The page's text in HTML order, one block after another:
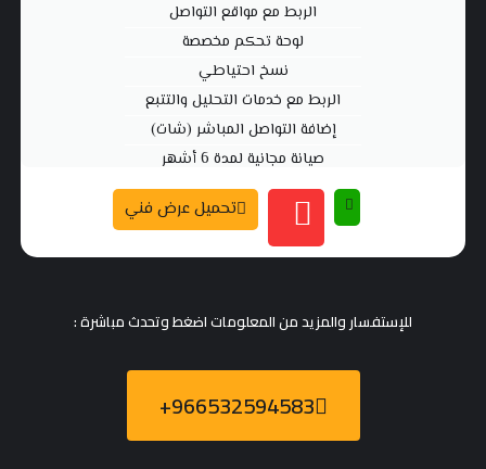
الربط مع مواقع التواصل
لوحة تحكم مخصصة
نسخ احتياطي
الربط مع خدمات التحليل والتتبع
إضافة التواصل المباشر (شات)
صيانة مجانية لمدة 6 أشهر
تحميل عرض فني
للإستفسار والمزيد من المعلومات اضغط وتحدث مباشرة :
966532594583+